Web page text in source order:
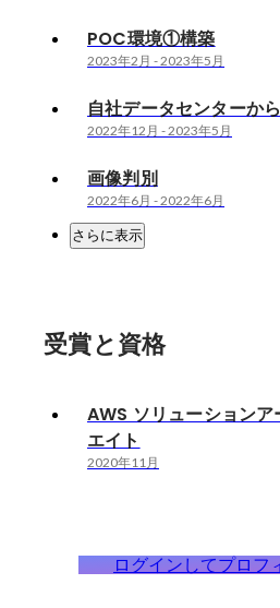
POC環境①構築
2023年2月 -2023年5月
自社データセンターか
2022年12月 -2023年5月
画像判別
2022年6月 -2022年6月
さらに表示
受賞と資格
AWS ソリューション
エイト
2020年11月
ログインしてプロフ